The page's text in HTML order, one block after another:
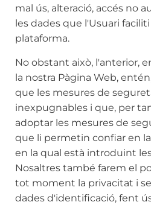
mal ús, alteració, accés no
les dades que l'Usuari
plataforma.
No obstant això, l'anterior,
la nostra Pàgina Web,
que les mesures de
inexpugnables i que, per
adoptar les mesures de
que li permetin confiar en
en la qual està introduint
Nosaltres també farem el
tot moment la privacitat i
dades d'identificació, fent